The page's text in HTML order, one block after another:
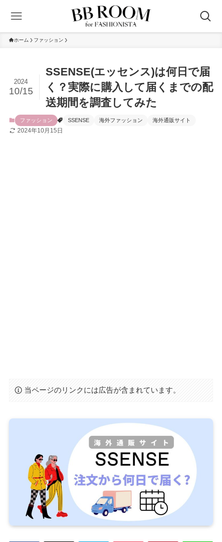
ホーム ファッション
SSENSE(エッセンス)は何日で届
く？実際に購入して届くまでの配
送期間を調査してみた
2024
10/15
ファッション SSENSE 海外ファッション 海外通販サイト
2024年10月15日
当ページのリンクには広告が含まれています。